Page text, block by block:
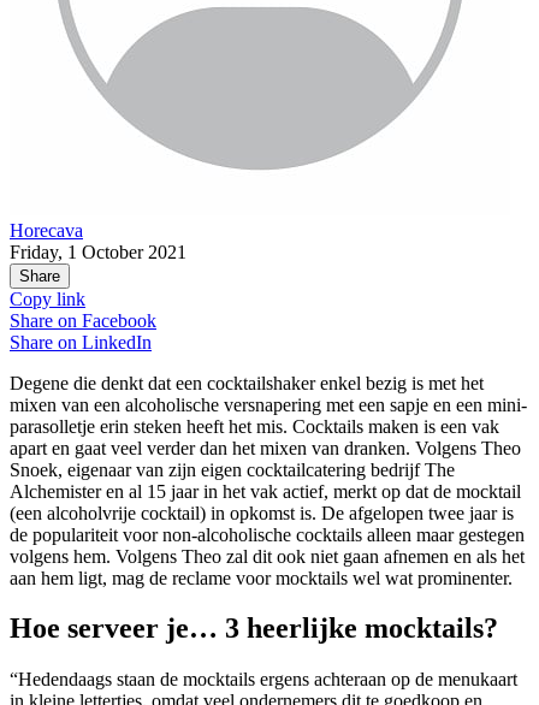
Horecava
Friday, 1 October 2021
Share
Copy link
Share on Facebook
Share on LinkedIn
Degene die denkt dat een cocktailshaker enkel bezig is met het
mixen van een alcoholische versnapering met een sapje en een mini-
parasolletje erin steken heeft het mis. Cocktails maken is een vak
apart en gaat veel verder dan het mixen van dranken. Volgens Theo
Snoek, eigenaar van zijn eigen cocktailcatering bedrijf The
Alchemister en al 15 jaar in het vak actief, merkt op dat de mocktail
(een alcoholvrije cocktail) in opkomst is. De afgelopen twee jaar is
de populariteit voor non-alcoholische cocktails alleen maar gestegen
volgens hem. Volgens Theo zal dit ook niet gaan afnemen en als het
aan hem ligt, mag de reclame voor mocktails wel wat prominenter.
Hoe serveer je… 3 heerlijke mocktails?
“Hedendaags staan de mocktails ergens achteraan op de menukaart